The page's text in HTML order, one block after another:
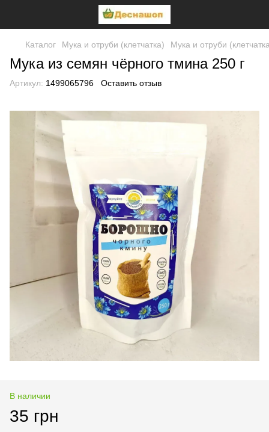
Каталог Мука и отруби (клетчатка) Мука и отруби
Мука из семян чёрного тмина 250 г
Артикул: 1499065796 Оставить отзыв
В наличии
35 грн